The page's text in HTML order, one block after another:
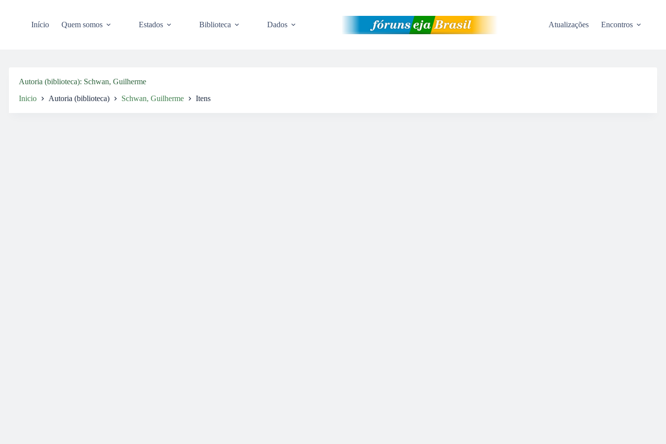
Início Quem somos Estados Biblioteca Dados Atualizações Encontros
Autoria (biblioteca) Schwan, Guilherme
Inicio Autoria (biblioteca) Schwan, Guilherme Itens